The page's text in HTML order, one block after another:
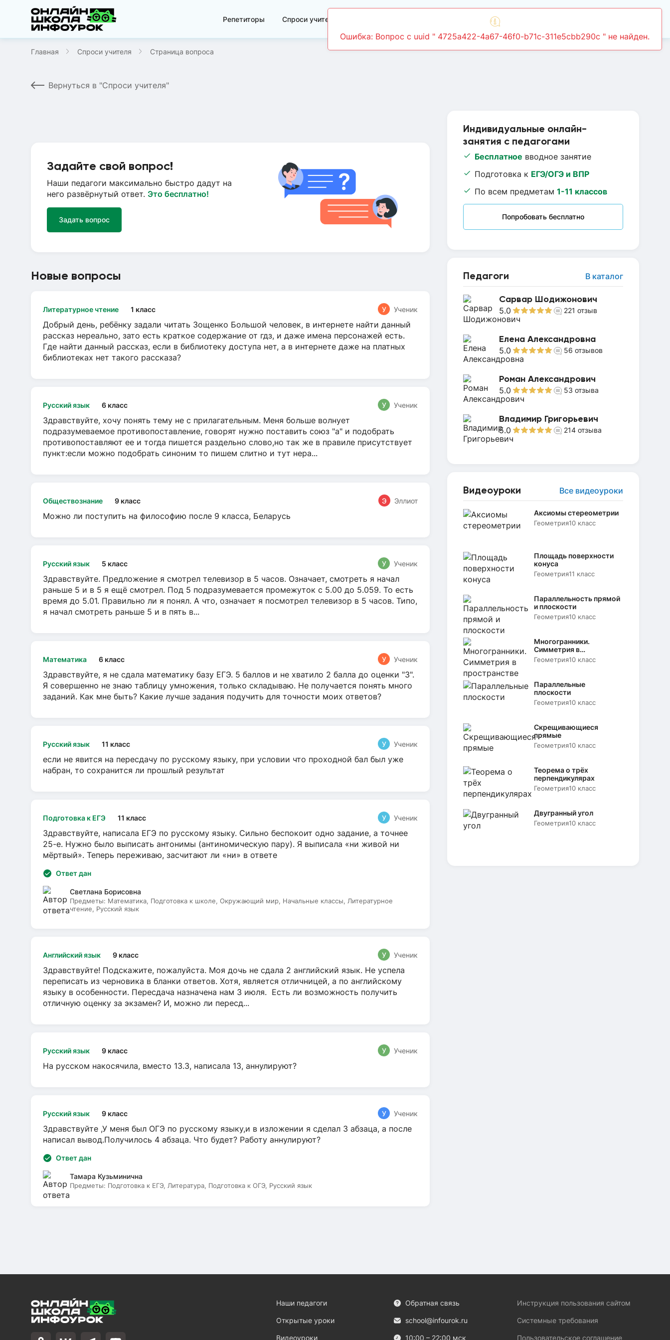
Репетиторы Спроси учителя
Ошибка: Вопрос c uuid " 4725a422-4a67-46f0-b71c-311e5cbb290c " не найден.
Главная Спроси учителя Страница вопроса
Вернуться в "Спроси учителя"
Индивидуальные онлайн-
занятия с педагогами
Бесплатное вводное занятие
Подготовка к ЕГЭ/ОГЭ и ВПР
По всем предметам 1-11 классов
Попробовать бесплатно
Педагоги В каталог
Сарвар Шодижонович
5.0 221 отзыв
Елена Александровна
5.0 56 отзывов
Роман Александрович
5.0 53 отзыва
Владимир Григорьевич
5.0 214 отзыва
Видеоуроки Все видеоуроки
Аксиомы стереометрии
Геометрия10 класс
Площадь поверхности
конуса
Геометрия11 класс
Параллельность прямой
и плоскости
Геометрия10 класс
Многогранники.
Симметрия в
пространстве
Геометрия10 класс
Параллельные
плоскости
Геометрия10 класс
Скрещивающиеся
прямые
Геометрия10 класс
Теорема о трёх
перпендикулярах
Геометрия10 класс
Двугранный угол
Геометрия10 класс
Задайте свой вопрос!
Наши педагоги максимально быстро дадут на
него развёрнутый ответ. Это бесплатно!
Задать вопрос
Новые вопросы
Литературное чтение 1 класс У Ученик
Добрый день, ребёнку задали читать Зощенко Большой человек, в интернете найти данный
рассказ нереально, зато есть краткое содержание от гдз, и даже имена персонажей есть.
Где найти данный рассказ, если в библиотеку доступа нет, а в интернете даже на платных
библиотеках нет такого рассказа?
Русский язык 6 класс У Ученик
Здравствуйте, хочу понять тему не с прилагательным. Меня больше волнует
подразумеваемое противопоставление, говорят нужно поставить союз "а" и подобрать
противопоставляют ее и тогда пишется раздельно слово,но так же в правиле присутствует
пункт:если можно подобрать синоним то пишем слитно и тут нера...
Обществознание 9 класс Э Эллиот
Можно ли поступить на философию после 9 класса, Беларусь
Русский язык 5 класс У Ученик
Здравствуйте. Предложение я смотрел телевизор в 5 часов. Означает, смотреть я начал
раньше 5 и в 5 я ещё смотрел. Под 5 подразумевается промежуток с 5.00 до 5.059. То есть
время до 5.01. Правильно ли я понял. А что, означает я посмотрел телевизор в 5 часов. Типо,
я начал смотреть раньше 5 и в пять в...
Математика 6 класс У Ученик
Здравствуйте, я не сдала математику базу ЕГЭ. 5 баллов и не хватило 2 балла до оценки "3".
Я совершенно не знаю таблицу умножения, только складываю. Не получается понять много
заданий. Как мне быть? Какие лучше задания подучить для точности моих ответов?
Русский язык 11 класс У Ученик
если не явится на пересдачу по русскому языку, при условии что проходной бал был уже
набран, то сохранится ли прошлый результат
Подготовка к ЕГЭ 11 класс У Ученик
Здравствуйте, написала ЕГЭ по русскому языку. Сильно беспокоит одно задание, а точнее
25-е. Нужно было выписать антонимы (антиномическую пару). Я выписала «ни живой ни
мёртвый». Теперь переживаю, засчитают ли «ни» в ответе
Ответ дан
Светлана Борисовна
Предметы: Математика, Подготовка к школе, Окружающий мир, Начальные классы, Литературное
чтение, Русский язык
Английский язык 9 класс У Ученик
Здравствуйте! Подскажите, пожалуйста. Моя дочь не сдала 2 английский язык. Не успела
переписать из черновика в бланки ответов. Хотя, является отличницей, а по английскому
языку в особенности. Пересдача назначена нам 3 июля. Есть ли возможность получить
отличную оценку за экзамен? И, можно ли пересд...
Русский язык 9 класс У Ученик
На русском накосячила, вместо 13.3, написала 13, аннулируют?
Русский язык 9 класс У Ученик
Здравствуйте ,У меня был ОГЭ по русскому языку,и в изложении я сделал 3 абзаца, а после
написал вывод.Получилось 4 абзаца. Что будет? Работу аннулируют?
Ответ дан
Тамара Кузьминична
Предметы: Подготовка к ЕГЭ, Литература, Подготовка к ОГЭ, Русский язык
Наши педагоги
Открытые уроки
Видеоуроки
Обратная связь
school@infourok.ru
10:00 – 22:00 мск
Инструкция пользования сайтом
Системные требования
Пользовательское соглашение